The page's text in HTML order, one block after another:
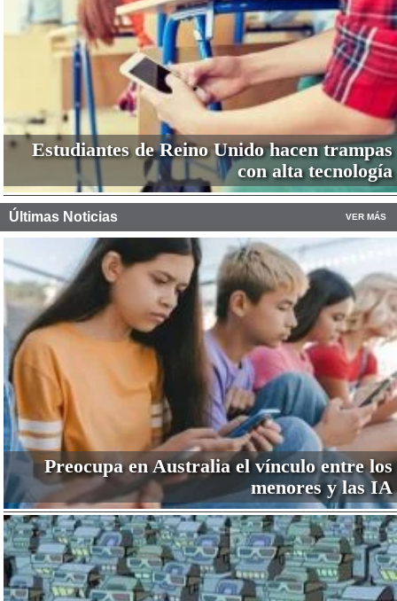
Estudiantes de Reino Unido hacen trampas
con alta tecnología
Últimas Noticias VER MÁS
Preocupa en Australia el vínculo entre los
menores y las IA